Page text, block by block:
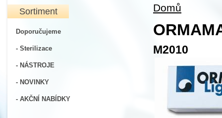
Sortiment
Doporučujeme
- Sterilizace
- NÁSTROJE
- NOVINKY
- AKČNÍ NABÍDKY
Domů
M2010